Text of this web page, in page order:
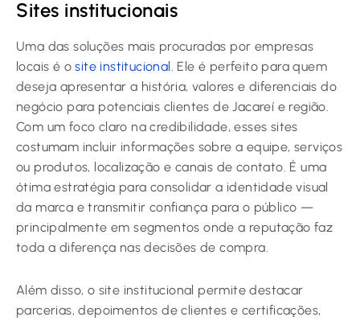
Sites institucionais
Uma das soluções mais procuradas por empresas
locais é osite institucional . Ele é perfeito para quem
deseja apresentar a história, valores e diferenciais do
negócio para potenciais clientes de Jacareí e região.
Com um foco claro na credibilidade, esses sites
costumam incluir informações sobre a equipe, serviços
ou produtos, localização e canais de contato. É uma
ótima estratégia para consolidar a identidade visual
da marca e transmitir confiança para o público —
principalmente em segmentos onde a reputação faz
toda a diferença nas decisões de compra.
Além disso, o site institucional permite destacar
parcerias, depoimentos de clientes e certificações,